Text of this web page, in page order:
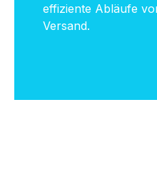
effiziente Abläufe
Versand.